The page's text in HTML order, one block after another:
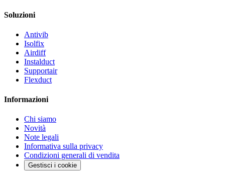
Soluzioni
Antivib
Isolfix
Airdiff
Instalduct
Supportair
Flexduct
Informazioni
Chi siamo
Novità
Note legali
Informativa sulla privacy
Condizioni generali di vendita
Gestisci i cookie